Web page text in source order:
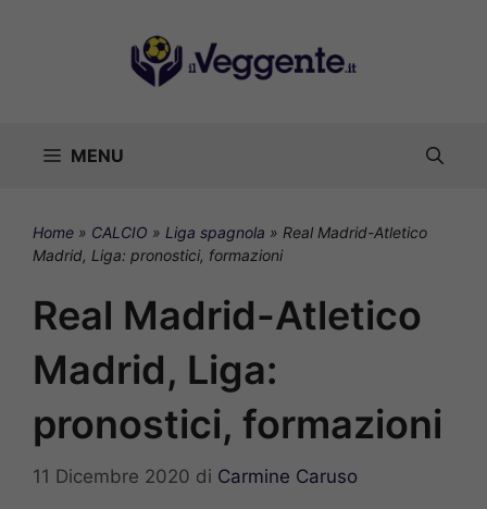
MENU
Home » CALCIO » Liga spagnola » Real Madrid-Atletico
Madrid, Liga: pronostici, formazioni
Real Madrid-Atletico
Madrid, Liga:
pronostici, formazioni
11 Dicembre 2020 di Carmine Caruso